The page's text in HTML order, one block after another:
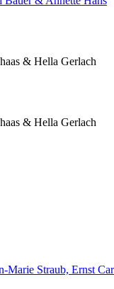
& Hella Gerlach
& Hella Gerlach
Straub, Ernst